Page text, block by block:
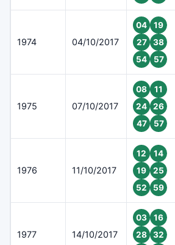
1974 04/10/2017
04
19
27
38
54
57
1975 07/10/2017
08
11
24
26
47
57
1976 11/10/2017
12
14
19
25
52
59
1977 14/10/2017
03
16
28
32